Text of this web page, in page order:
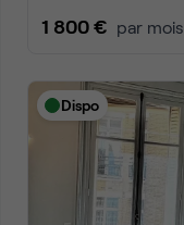
1 800 € par mois
Dispo